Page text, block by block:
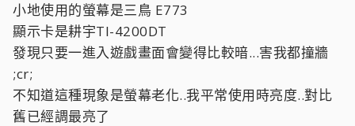
小地使用的螢幕是三鳥 E773
顯示卡是耕宇TI-4200DT
發現只要一進入遊戲畫面會變得比較暗...害我都撞牆
;cr;
不知道這種現象是螢幕老化..我平常使用時亮度..對比
舊已經調最亮了